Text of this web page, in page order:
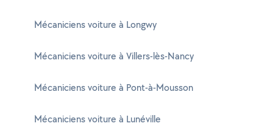
Mécaniciens voiture à Longwy
Mécaniciens voiture à Villers-lès-Nancy
Mécaniciens voiture à Pont-à-Mousson
Mécaniciens voiture à Lunéville